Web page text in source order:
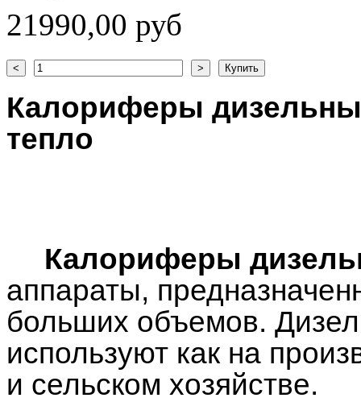
21990,00 руб
Калориферы
тепло
Калориферы
аппараты,
больших объемов.
используют как на
и сельском хозяйстве.